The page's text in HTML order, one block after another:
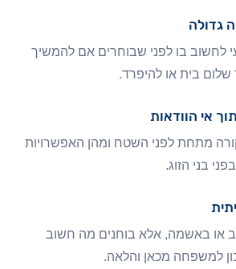
גדולה
לחשוב בו לפני שבוחרים אם להמשיך
בית או להיפרד.
אי הוודאות
מתחת לפני השטח ומהן האפשרויות
בני הזוג.
או באשמה, אלא בוחנים מה חשוב
למשפחה מכאן והלאה.